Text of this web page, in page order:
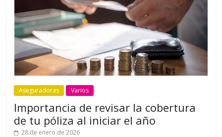
Aseguradoras Varios
Importancia de revisar la cobertura
de tu póliza al iniciar el año
28 de enero de 2026